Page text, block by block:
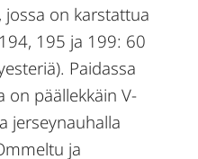
jossa on karstattua
195 ja 199: 60
Paidassa
on päällekkäin V-
jerseynauhalla
ja